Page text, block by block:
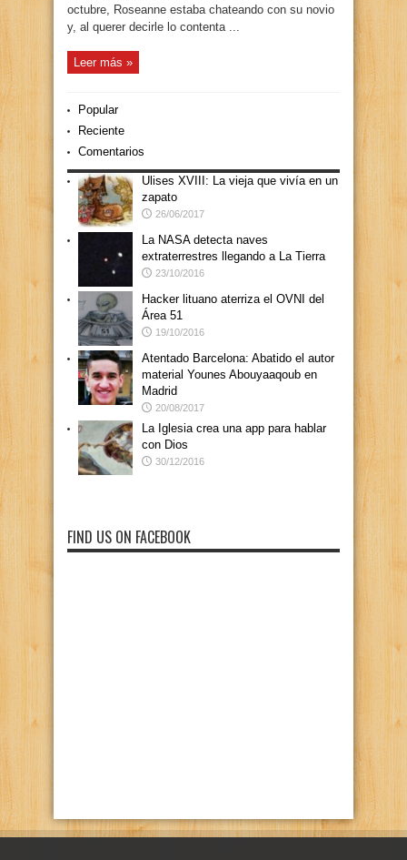
octubre, Roseanne estaba chateando con su novio
y, al querer decirle lo contenta ...
Leer más »
Popular
Reciente
Comentarios
Ulises XVIII: La vieja que vivía en un
zapato
26/06/2017
La NASA detecta naves
extraterrestres llegando a La Tierra
23/10/2016
Hacker lituano aterriza el OVNI del
Área 51
19/10/2016
Atentado Barcelona: Abatido el autor
material Younes Abouyaaqoub en
Madrid
20/08/2017
La Iglesia crea una app para hablar
con Dios
30/12/2016
FIND US ON FACEBOOK